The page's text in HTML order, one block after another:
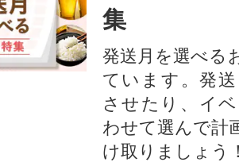
集
発送月を選べる
ています。発
させたり、イ
わせて選んで計
け取りましょう